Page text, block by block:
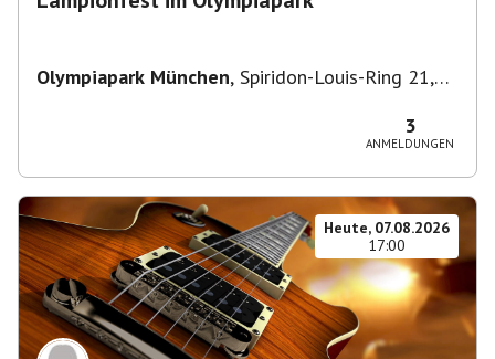
Olympiapark München, Spiridon-Louis-Ring 21,
3
ANMELDUNGEN
Heute, 07.08.2026
17:00